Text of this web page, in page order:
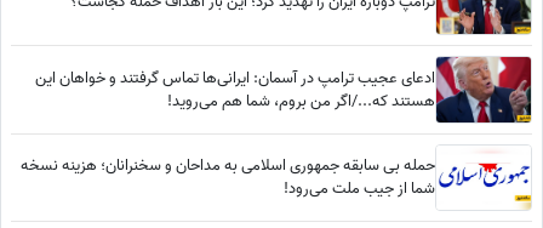
ادعای عجیب ترامپ در آسمان: ایرانی‌ها تماس گرفتند و خواهان این
هستند که.../اگر من بروم، شما هم می‌روید!
حمله بی سابقه جمهوری اسلامی به مداحان و سخنرانان؛ هزینه نسخه
شما از جیب ملت می‌رود!